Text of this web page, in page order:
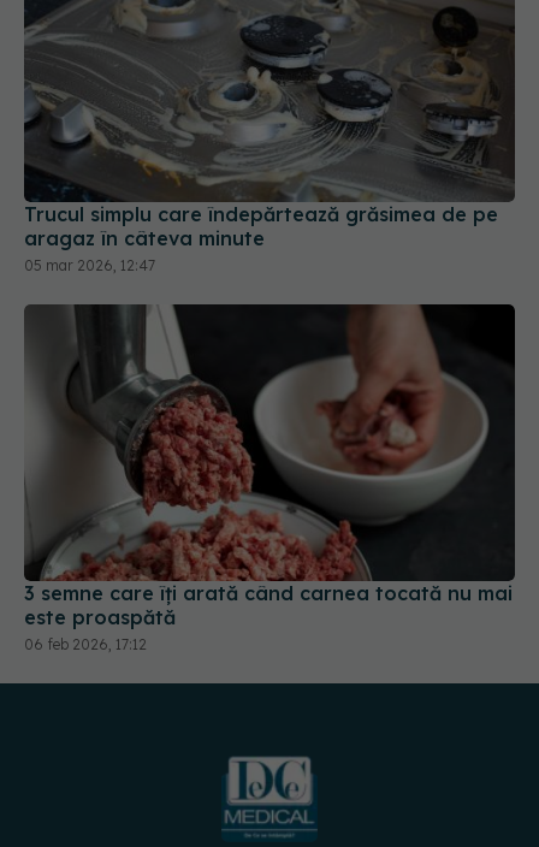
Trucul simplu care îndepărtează grăsimea de pe
aragaz în câteva minute
05 mar 2026, 12:47
3 semne care îți arată când carnea tocată nu mai
este proaspătă
06 feb 2026, 17:12